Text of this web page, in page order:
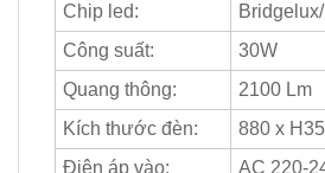
Chip led:
Công suất:
30W
Quang thông:
2100 Lm
Kích thước đèn:
880 x
Điện áp vào:
AC 220-